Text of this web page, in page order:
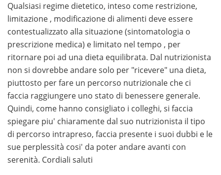
Qualsiasi regime dietetico, inteso come restrizione,
limitazione , modificazione di alimenti deve essere
contestualizzato alla situazione (sintomatologia o
prescrizione medica) e limitato nel tempo , per
ritornare poi ad una dieta equilibrata. Dal nutrizionista
non si dovrebbe andare solo per "ricevere" una dieta,
piuttosto per fare un percorso nutrizionale che ci
faccia raggiungere uno stato di benessere generale.
Quindi, come hanno consigliato i colleghi, si faccia
spiegare piu' chiaramente dal suo nutrizionista il tipo
di percorso intrapreso, faccia presente i suoi dubbi e le
sue perplessità cosi' da poter andare avanti con
serenità. Cordiali saluti